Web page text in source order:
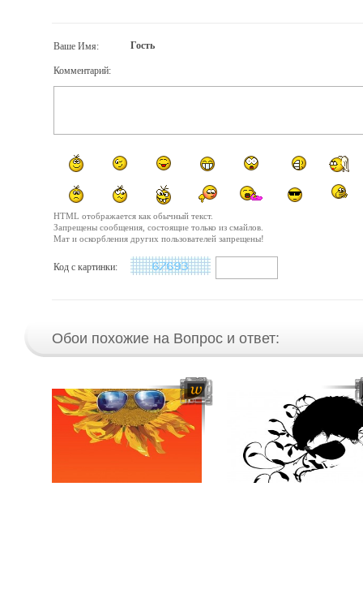
Ваше Имя: Гость
Комментарий:
HTML отображается как обычный текст.
Запрещены сообщения, состоящие только из смайлов.
Мат и оскорбления других пользователей запрещены!
Код с картинки:
Обои похожие на Вопрос и ответ: